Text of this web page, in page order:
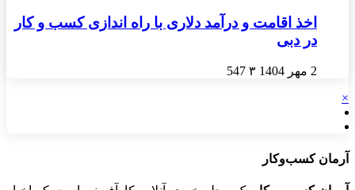
اخذ اقامت و درآمد دلاری با راه اندازی کسب و کار
در دبی
2 مهر 1404 ۳ 547
×
آرمان کسب‌وکار